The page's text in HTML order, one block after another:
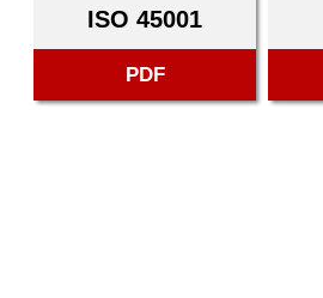
ISO 45001
PDF